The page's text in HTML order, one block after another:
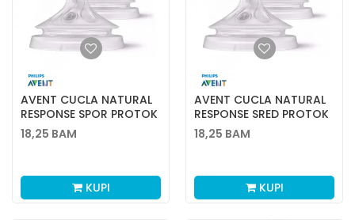
AVENT CUCLA NATURAL
RESPONSE SPOR PROTOK
1M+ 5112
18,25 BAM
KUPI
AVENT CUCLA NATURAL
RESPONSE SRED PROTOK
3M+ 5136
18,25 BAM
KUPI